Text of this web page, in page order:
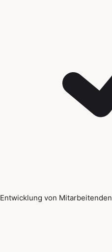
Entwicklung von Mitarbeitenden